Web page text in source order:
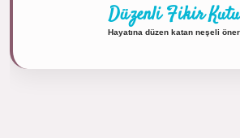
Düzenli Fikir
Hayatına düzen katan neşeli